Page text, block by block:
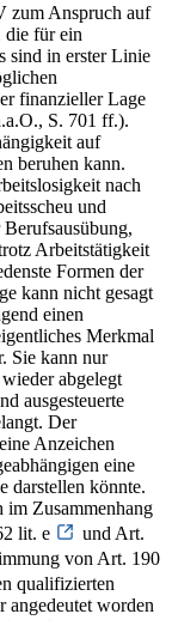
zum Anspruch auf
für ein
sind in erster Linie
finanzieller Lage
S. 701 ff.).
auf
beruhen kann.
nach
und
Arbeitstätigkeit
Formen der
kann nicht gesagt
einen
Merkmal
Sie kann nur
abgelegt
ausgesteuerte
Der
Anzeichen
eine
darstellen könnte.
im Zusammenhang
lit. e
und Art.
von Art. 190
qualifizierten
angedeutet worden